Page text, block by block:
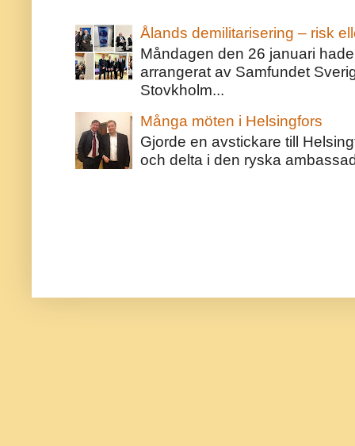
Ålands demilitarisering – risk
Måndagen den 26 januari
arrangerat av Samfundet
Stovkholm...
Många möten i Helsingfors
Gjorde en avstickare till
och delta i den ryska